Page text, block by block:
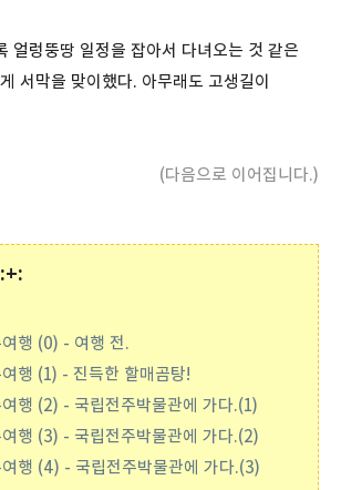
얼렁뚱땅 일정을 잡아서 다녀오는 것 같은
서막을 맞이했다. 아무래도 고생길이
(다음으로 이어집니다.)
행 (0) - 여행 전.
행 (1) - 진득한 할매곰탕!
행 (2) - 국립전주박물관에 가다.(1)
행 (3) - 국립전주박물관에 가다.(2)
행 (4) - 국립전주박물관에 가다.(3)